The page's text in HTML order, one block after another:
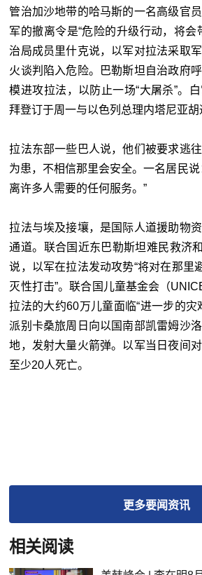
管治加沙地带的哈马斯的一名高级官
军的撤离令是“危险的升级行动，将会
治局成员里什克说，以军对拉法采取
火谈判陷入危险。巴勒斯坦自治政府
模进攻拉法，以防止一场“大屠杀”。
拜登订于周一与以色列总理内塔尼亚胡
拉法东部一些巴人说，他们被要求逃
为患，不相信那里会安全。一名居民
离许多人需要的任何服务。”
拉法与埃及接壤，是国际人道援助物
通道。联合国近东巴勒斯坦难民救济
说，以军在拉法发动攻势“将对在那里
灭性打击”。联合国儿童基金会（
拉法的大约60万儿童面临“进一步的灾
派别卡桑旅周日向以国南部凯雷姆沙
地，发射大量火箭弹。以军当日夜间
至少20人死亡。
更多要闻资讯
相关阅读